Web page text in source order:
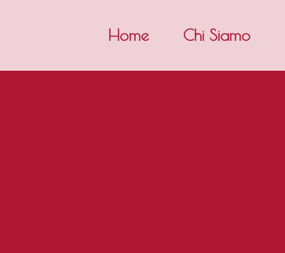
Home Chi Siamo